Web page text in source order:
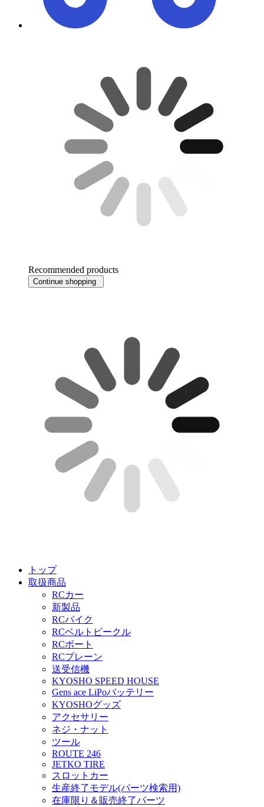
Recommended products
Continue shopping
トップ
取扱商品
RCカー
新製品
RCバイク
RCベルトビークル
RCボート
RCプレーン
送受信機
KYOSHO SPEED HOUSE
Gens ace LiPoバッテリー
KYOSHOグッズ
アクセサリー
ネジ・ナット
ツール
ROUTE 246
JETKO TIRE
スロットカー
生産終了モデル(パーツ検索用)
在庫限り＆販売終了パーツ